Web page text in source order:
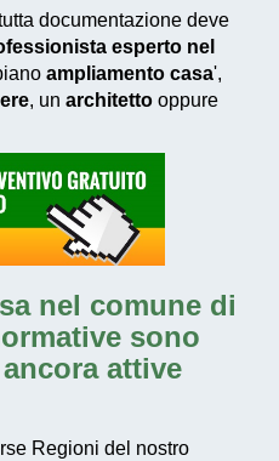
documentazione deve
esperto nel
ampliamento casa',
, un architetto oppure
nel comune di
sono
attive
Regioni del nostro